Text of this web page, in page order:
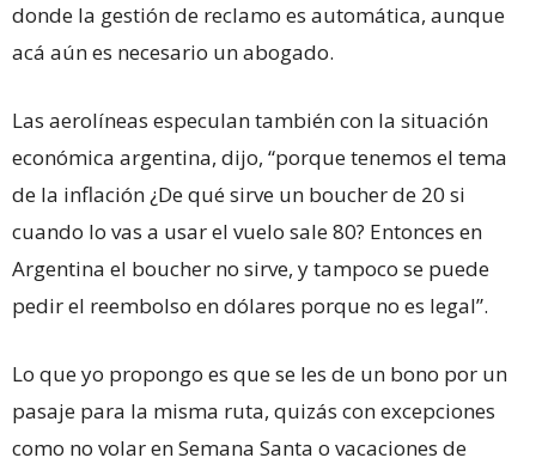
donde la gestión de reclamo es automática, aunque
acá aún es necesario un abogado.
Las aerolíneas especulan también con la situación
económica argentina, dijo, “porque tenemos el tema
de la inflación ¿De qué sirve un boucher de 20 si
cuando lo vas a usar el vuelo sale 80? Entonces en
Argentina el boucher no sirve, y tampoco se puede
pedir el reembolso en dólares porque no es legal”.
Lo que yo propongo es que se les de un bono por un
pasaje para la misma ruta, quizás con excepciones
como no volar en Semana Santa o vacaciones de